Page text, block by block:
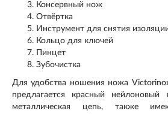
Консервный нож
Отвёртка
Инструмент для снятия
Кольцо для ключей
Пинцет
Зубочистка
Для удобства ношения ножа
предлагается красный
металлическая цепь, также